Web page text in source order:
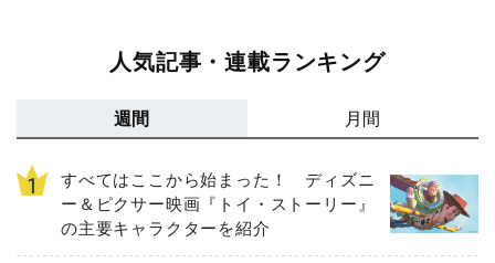
人気記事・連載ランキング
週間 月間
すべてはここから始まった！ ディズニ
ー＆ピクサー映画『トイ・ストーリー』
の主要キャラクターを紹介